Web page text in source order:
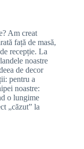
Am creat
față de masă,
recepție. La
noastre
de decor
pentru a
noastre:
o lungime
„căzut” la